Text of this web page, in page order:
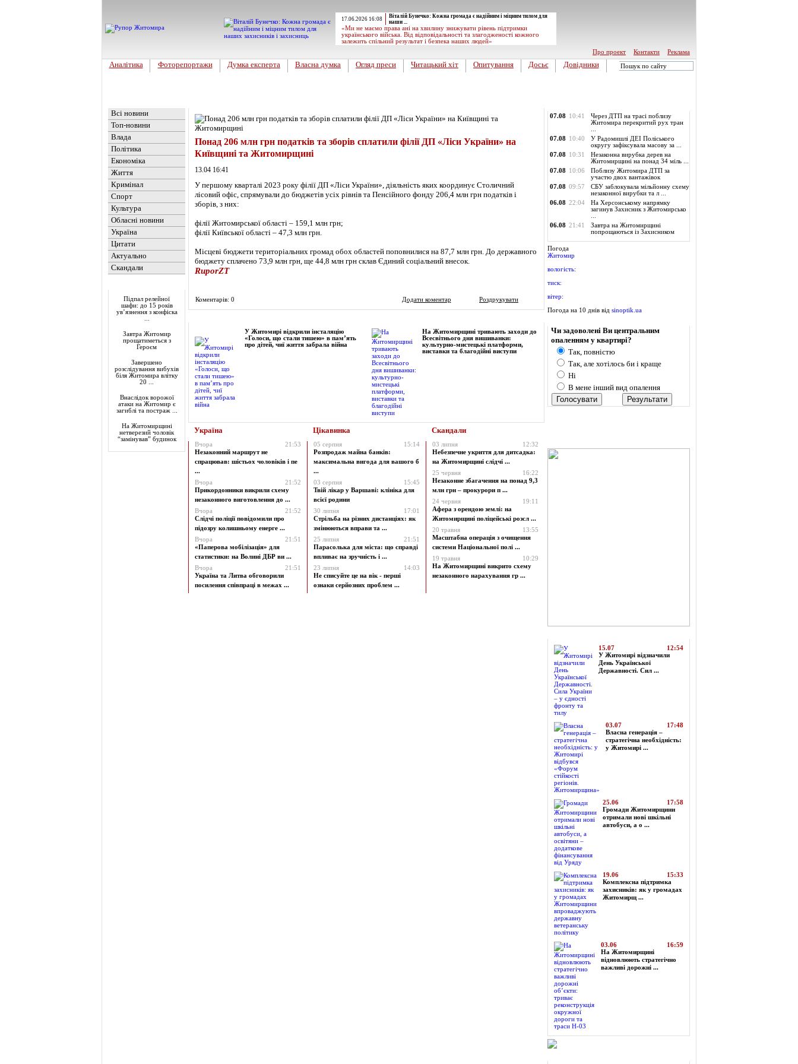
17.06.2026 16:08
Віталій Бунечко: Кожна громада є надійним і міцним тилом для
наши ...
«Ми не маємо права ані на хвилину знижувати рівень підтримки
українського війська. Від відповідальності та злагодженості кожного
залежить спільний результат і безпека наших людей»
Про проект
Контакти Реклама
Аналітика Фоторепортажи Думка експерта Власна думка Огляд преси Читацький хіт Опитування Досьє Довідники
Всі новини
Топ-новини
Влада
Політика
Економіка
Життя
Кримінал
Спорт
Культура
Обласні новини
Україна
Цитати
Актуально
Скандали
Підпал релейної
шафи: до 15 років
ув’язнення з конфіска
Завтра Житомир
прощатиметься з
Героєм
Завершено
розслідування вибухів
біля Житомира влітку
20 ...
Внаслідок ворожої
атаки на Житомир є
загиблі та постраж ...
На Житомирщині
нетверезий чоловік
“замінував” будинок
Понад 206 млн грн податків та зборів сплатили філії ДП «Ліси України» на
Київщині та Житомирщині
13.04 16:41
У першому кварталі 2023 року філії ДП «Ліси України», діяльність яких координує Столичний
лісовий офіс, спрямували до бюджетів усіх рівнів та Пенсійного фонду 206,4 млн грн податків і
зборів, з них:
філії Житомирської області – 159,1 млн грн;
філії Київської області – 47,3 млн грн.
Місцеві бюджети територіальних громад обох областей поповнилися на 87,7 млн грн. До державного
бюджету сплачено 73,9 млн грн, ще 44,8 млн грн склав Єдиний соціальний внесок.
RuporZT
Коментарів: 0 Додати коментар Роздрукувати
У Житомирі відкрили інсталяцію
«Голоси, що стали тишею» в пам’ять
про дітей, чиї життя забрала війна
На Житомирщині тривають заходи до
Всесвітнього дня вишиванки:
культурно-мистецькі платформи,
виставки та благодійні виступи
Україна Цікавинка Скандали
Вчора
21:53
Незаконний маршрут не
спрацював: шістьох чоловіків і пе
...
Вчора
21:52
Прикордонники викрили схему
незаконного виготовлення до ...
Вчора
21:52
Слідчі поліції повідомили про
підозру колишньому енерге ...
Вчора
21:51
«Паперова мобілізація» для
статистики: на Волині ДБР ви ...
Вчора
21:51
Україна та Литва обговорили
посилення співпраці в межах ...
05 серпня
15:14
Розпродаж майна банків:
максимальна вигода для вашого б
...
03 серпня
15:45
Твій лікар у Варшаві: клініка для
всієї родини
30 липня
17:01
Стрільба на різних дистанціях: як
змінюються вправи та ...
25 липня
21:51
Парасолька для міста: що справді
впливає на зручність і ...
23 липня
14:03
Не списуйте це на вік - перші
ознаки серйозних проблем ...
03 липня
12:32
Небезпечне укриття для дитсадка:
на Житомирщині слідчі ...
25 червня
16:22
Незаконне збагачення на понад 9,3
млн грн – прокурори п ...
24 червня
19:11
Афера з орендою землі: на
Житомирщині поліцейські розсл ...
20 травня
13:55
Масштабна операція з очищення
системи Національної полі ...
19 травня
10:29
На Житомирщині викрито схему
незаконного нарахування гр ...
07.08 10:41
Через ДТП на трасі поблизу
Житомира перекритий рух тран
07.08 10:40
У Радомишлі ДЕІ Поліського
округу зафіксувала масову за ...
07.08 10:31
Незаконна вирубка дерев на
Житомирщині на понад 34 міль ...
07.08 10:06
Поблизу Житомира ДТП за
участю двох вантажівок
07.08 09:57
СБУ заблокувала мільйонну схему
незаконної вирубки та л ...
06.08 22:04
На Херсонському напрямку
загинув Захисник з Житомирсько
06.08 21:41
Завтра на Житомирщині
попрощаються із Захисником
Погода
Житомир
вологість:
тиск:
вітер:
Погода на 10 днів від sinoptik.ua
Чи задоволені Ви центральним
опаленням у квартирі?
Так, повністю
Так, але хотілось би і краще
Ні
В мене інший вид опалення
15.07
12:54
У Житомирі відзначили
День Української
Державності. Сил ...
03.07
17:48
Власна генерація –
стратегічна необхідність:
у Житомирі ...
25.06
17:58
Громади Житомирщини
отримали нові шкільні
автобуси, а о ...
19.06
15:33
Комплексна підтримка
захисників: як у громадах
Житомирщ ...
03.06
16:59
На Житомирщині
відновлюють стратегічно
важливі дорожні ...